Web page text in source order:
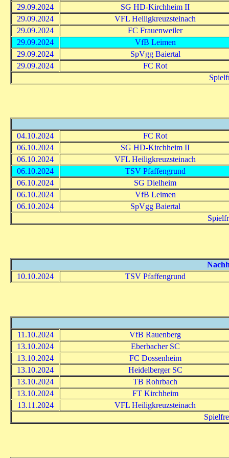
29.09.2024
SG HD-Kirchheim II
29.09.2024
VFL Heiligkreuzsteinach
29.09.2024
FC Frauenweiler
29.09.2024
VfB Leimen
29.09.2024
SpVgg Baiertal
29.09.2024
FC Rot
04.10.2024
FC Rot
06.10.2024
SG HD-Kirchheim II
06.10.2024
VFL Heiligkreuzsteinach
06.10.2024
TSV Pfaffengrund
06.10.2024
SG Dielheim
06.10.2024
VfB Leimen
06.10.2024
SpVgg Baiertal
10.10.2024
TSV Pfaffengrund
11.10.2024
VfB Rauenberg
13.10.2024
Eberbacher SC
13.10.2024
FC Dossenheim
13.10.2024
Heidelberger SC
13.10.2024
TB Rohrbach
13.10.2024
FT Kirchheim
13.11.2024
VFL Heiligkreuzsteinach